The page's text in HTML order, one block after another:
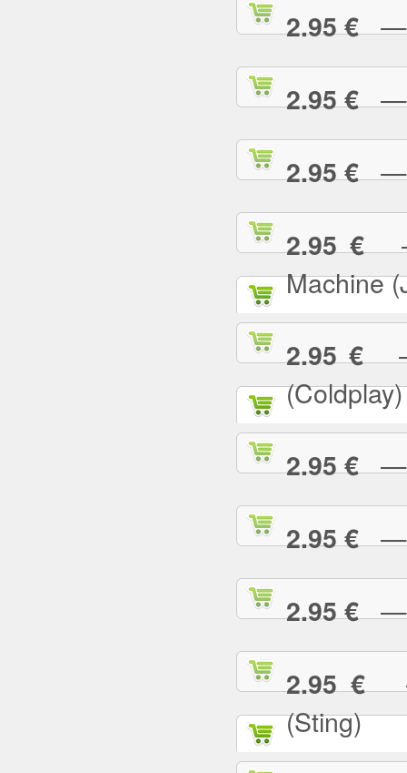
2.95 €—
2.95 €—
2.95 €—
2.95 €—
Machine
2.95 €—
(Coldplay)
2.95 €—
2.95 €—
2.95 €—
2.95 €—
(Sting)